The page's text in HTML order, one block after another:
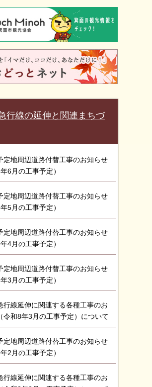
行線の延伸と関連まちづ
定地周辺道路付替工事のお知らせ
年6月の工事予定）
定地周辺道路付替工事のお知らせ
年5月の工事予定）
定地周辺道路付替工事のお知らせ
年4月の工事予定）
定地周辺道路付替工事のお知らせ
年3月の工事予定）
行線延伸に関連する各種工事のお
令和8年3月の工事予定）について
定地周辺道路付替工事のお知らせ
年2月の工事予定）
行線延伸に関連する各種工事のお